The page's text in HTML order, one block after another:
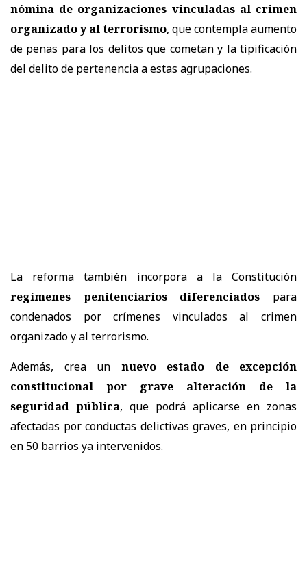
nómina de organizaciones vinculadas al crimen
organizado y al terrorismo, que contempla aumento
de penas para los delitos que cometan y la tipificación
del delito de pertenencia a estas agrupaciones.
La reforma también incorpora a la Constitución
regímenes penitenciarios diferenciados para
condenados por crímenes vinculados al crimen
organizado y al terrorismo.
Además, crea un nuevo estado de excepción
constitucional por grave alteración de la
seguridad pública, que podrá aplicarse en zonas
afectadas por conductas delictivas graves, en principio
en 50 barrios ya intervenidos.